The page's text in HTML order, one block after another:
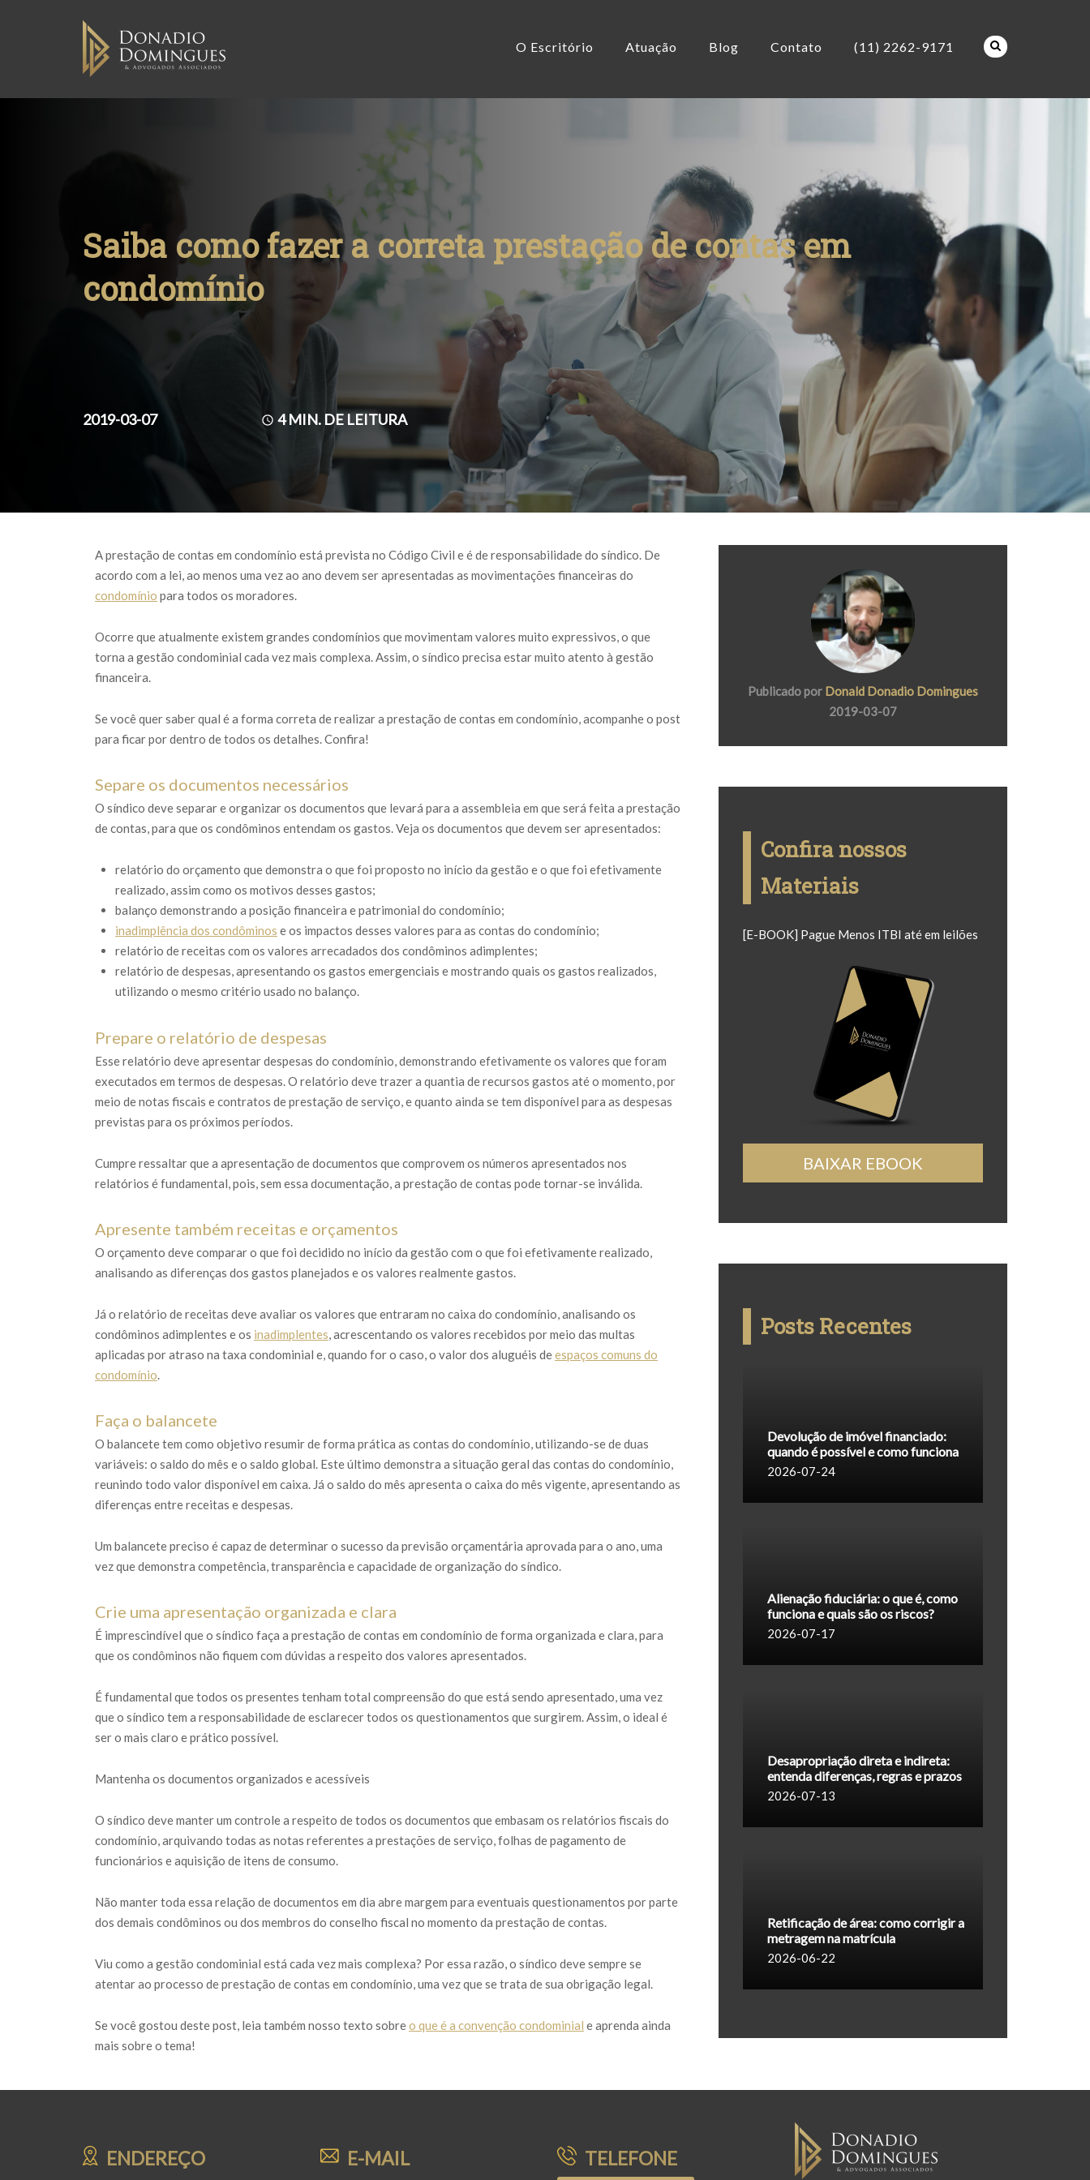
O Escritório Atuação Blog Contato (11) 2262-9171
Saiba como fazer a correta prestação de contas em
condomínio
2019-03-07 4MIN. DE LEITURA
A prestação de contas em condomínio está prevista no Código Civil e é de responsabilidade do síndico. De
acordo com a lei, ao menos uma vez ao ano devem ser apresentadas as movimentações financeiras do
condomínio para todos os moradores.
Ocorre que atualmente existem grandes condomínios que movimentam valores muito expressivos, o que
torna a gestão condominial cada vez mais complexa. Assim, o síndico precisa estar muito atento à gestão
financeira.
Se você quer saber qual é a forma correta de realizar a prestação de contas em condomínio, acompanhe o post
para ficar por dentro de todos os detalhes. Confira!
Separe os documentos necessários
O síndico deve separar e organizar os documentos que levará para a assembleia em que será feita a prestação
de contas, para que os condôminos entendam os gastos. Veja os documentos que devem ser apresentados:
relatório do orçamento que demonstra o que foi proposto no início da gestão e o que foi efetivamente
realizado, assim como os motivos desses gastos;
balanço demonstrando a posição financeira e patrimonial do condomínio;
inadimplência dos condôminos e os impactos desses valores para as contas do condomínio;
relatório de receitas com os valores arrecadados dos condôminos adimplentes;
relatório de despesas, apresentando os gastos emergenciais e mostrando quais os gastos realizados,
utilizando o mesmo critério usado no balanço.
Prepare o relatório de despesas
Esse relatório deve apresentar despesas do condomínio, demonstrando efetivamente os valores que foram
executados em termos de despesas. O relatório deve trazer a quantia de recursos gastos até o momento, por
meio de notas fiscais e contratos de prestação de serviço, e quanto ainda se tem disponível para as despesas
previstas para os próximos períodos.
Cumpre ressaltar que a apresentação de documentos que comprovem os números apresentados nos
relatórios é fundamental, pois, sem essa documentação, a prestação de contas pode tornar-se inválida.
Apresente também receitas e orçamentos
O orçamento deve comparar o que foi decidido no início da gestão com o que foi efetivamente realizado,
analisando as diferenças dos gastos planejados e os valores realmente gastos.
Já o relatório de receitas deve avaliar os valores que entraram no caixa do condomínio, analisando os
condôminos adimplentes e os inadimplentes, acrescentando os valores recebidos por meio das multas
aplicadas por atraso na taxa condominial e, quando for o caso, o valor dos aluguéis deespaços comuns do
condomínio.
Faça o balancete
O balancete tem como objetivo resumir de forma prática as contas do condomínio, utilizando-se de duas
variáveis: o saldo do mês e o saldo global. Este último demonstra a situação geral das contas do condomínio,
reunindo todo valor disponível em caixa. Já o saldo do mês apresenta o caixa do mês vigente, apresentando as
diferenças entre receitas e despesas.
Um balancete preciso é capaz de determinar o sucesso da previsão orçamentária aprovada para o ano, uma
vez que demonstra competência, transparência e capacidade de organização do síndico.
Crie uma apresentação organizada e clara
É imprescindível que o síndico faça a prestação de contas em condomínio de forma organizada e clara, para
que os condôminos não fiquem com dúvidas a respeito dos valores apresentados.
É fundamental que todos os presentes tenham total compreensão do que está sendo apresentado, uma vez
que o síndico tem a responsabilidade de esclarecer todos os questionamentos que surgirem. Assim, o ideal é
ser o mais claro e prático possível.
Mantenha os documentos organizados e acessíveis
O síndico deve manter um controle a respeito de todos os documentos que embasam os relatórios fiscais do
condomínio, arquivando todas as notas referentes a prestações de serviço, folhas de pagamento de
funcionários e aquisição de itens de consumo.
Não manter toda essa relação de documentos em dia abre margem para eventuais questionamentos por parte
dos demais condôminos ou dos membros do conselho fiscal no momento da prestação de contas.
Viu como a gestão condominial está cada vez mais complexa? Por essa razão, o síndico deve sempre se
atentar ao processo de prestação de contas em condomínio, uma vez que se trata de sua obrigação legal.
Se você gostou deste post, leia também nosso texto sobreo que é a convenção condominial e aprenda ainda
mais sobre o tema!
Publicado por Donald Donadio Domingues
2019-03-07
Confira nossos
Materiais
[E-BOOK] Pague Menos ITBI até em leilões
BAIXAR EBOOK
Posts Recentes
Devolução de imóvel financiado:
quando é possível e como funciona
2026-07-24
Alienação fiduciária: o que é, como
funciona e quais são os riscos?
2026-07-17
Desapropriação direta e indireta:
entenda diferenças, regras e prazos
2026-07-13
Retificação de área: como corrigir a
metragem na matrícula
2026-06-22
ENDEREÇO E-MAIL TELEFONE